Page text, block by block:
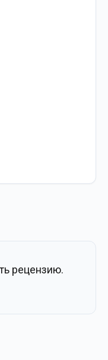
рецензию.